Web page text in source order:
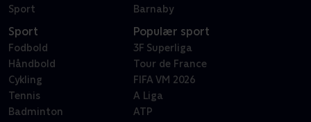
Sport
Barnaby
Sport
Fodbold
Håndbold
Cykling
Tennis
Badminton
Populær sport
3F Superliga
Tour de France
FIFA VM 2026
A Liga
ATP